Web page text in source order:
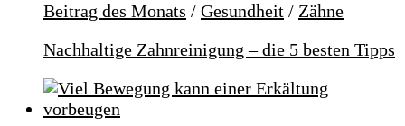
Beitrag des Monats / Gesundheit / Zähne
Nachhaltige Zahnreinigung – die 5 besten Tipps